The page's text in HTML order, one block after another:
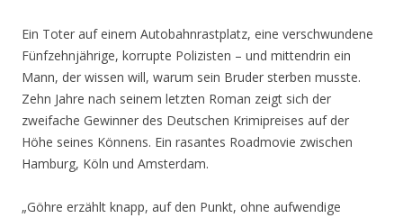
Ein Toter auf einem Autobahnrastplatz, eine verschwundene
Fünfzehnjährige, korrupte Polizisten – und mittendrin ein
Mann, der wissen will, warum sein Bruder sterben musste.
Zehn Jahre nach seinem letzten Roman zeigt sich der
zweifache Gewinner des Deutschen Krimipreises auf der
Höhe seines Könnens. Ein rasantes Roadmovie zwischen
Hamburg, Köln und Amsterdam.
„Göhre erzählt knapp, auf den Punkt, ohne aufwendige